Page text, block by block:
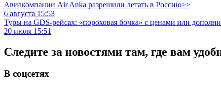
Авиакомпании Air Anka разрешили летать в Россию>>
6 августа 15:53
Туры на GDS-рейсах: «пороховая бочка» с ценами или
20 июля 15:51
Следите за новостями там, где вам
В соцсетях